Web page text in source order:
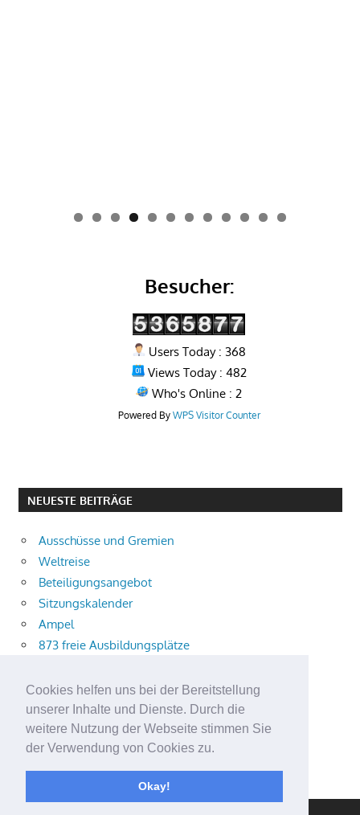
Cookies helfen uns bei der Bereitstellung
unserer Inhalte und Dienste. Durch die
weitere Nutzung der Webseite stimmen Sie
der Verwendung von Cookies zu.
Okay!
0 1 2
Besucher:
Users Today : 368
Views Today : 482
Who's Online : 2
Powered By WPS Visitor Counter
NEUESTE BEITRÄGE
Ausschüsse und Gremien
Weltreise
Beteiligungsangebot
Sitzungskalender
Ampel
873 freie Ausbildungsplätze
Aktuelle Verkehrsmeldungen
Terracliff
Wärmeplanung
Demokratie-Tag 2026
Neuer Jahrgang